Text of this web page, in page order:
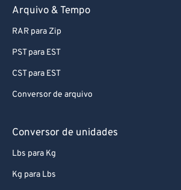
Arquivo & Tempo
RAR para Zip
PST para EST
CST para EST
Conversor de arquivo
Conversor de unidades
Lbs para Kg
Kg para Lbs